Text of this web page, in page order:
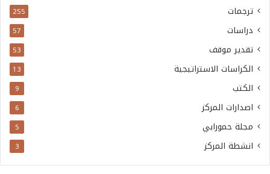
ترجمات 255
دراسات 57
تقدير موقف 53
الكراسات الاستراتيجية 13
الكتب 9
اصدارات المركز 6
مجلة حمورابي 5
انشطة المركز 3